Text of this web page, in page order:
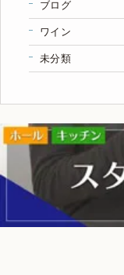
ブログ
ワイン
未分類